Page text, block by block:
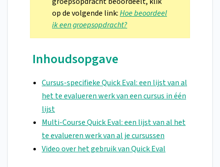
op de volgende link:Hoe beoordeel
ik een groepsopdracht?
Inhoudsopgave
Cursus-specifieke Quick Eval: een lijst van al
het te evalueren werk van een cursus in één
lijst
Multi-Course Quick Eval: een lijst van al het
te evalueren werk van al je cursussen
Video over het gebruik van Quick Eval